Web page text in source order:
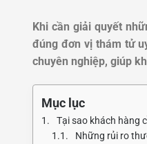
Khi cần giải quyết
đúng đơn vị thám tử
chuyên nghiệp, giúp
Mục lục
Tại sao khách hàng
Những rủi ro